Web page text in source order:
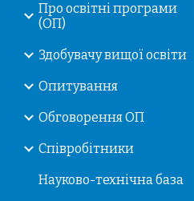
Про освітні програми
(ОП)
Здобувачу вищої освіти
Опитування
Обговорення ОП
Співробітники
Науково-технічна база